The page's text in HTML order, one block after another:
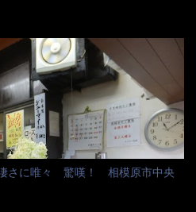
る。 前回も、大しか食べていない
になるのか？ この得サイズの木
なぁ～ この木桶サイズに、満々
うちに、麺が伸びてしまうだろ
のままで、食べ進められるじゃな
タンに用意して、山葵も2つ。 そ
薄まらない！ これだよ、こ
に汁の方へ湯までも入ってしま
が絡む現象ですな。 結局、伸び
世話になっている方への＜ご挨
今では、大分廃れてしまってい
暮など送った事は無い！（キッ
いるのは、官公庁や超大手企業戦
ょう。 要は、ゴマスリ・・・てな
大阪誕生→全国区（北海道と沖縄
ェーン店大手といっても過言では
饂飩を打っているので饂飩好きの
人も居るらしい・・ そんな大手
さに唯々 驚嘆！ 相模原市中央